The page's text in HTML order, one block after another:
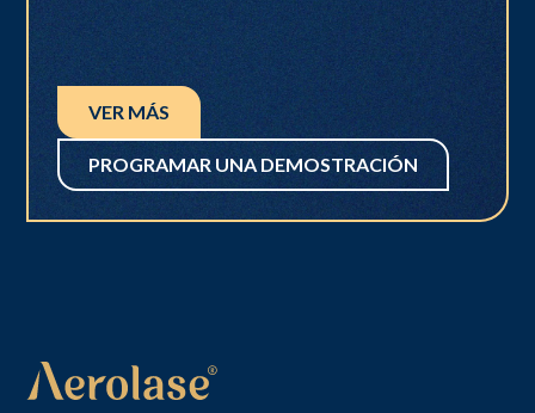
VER MÁS
PROGRAMAR UNA DEMOSTRACIÓN